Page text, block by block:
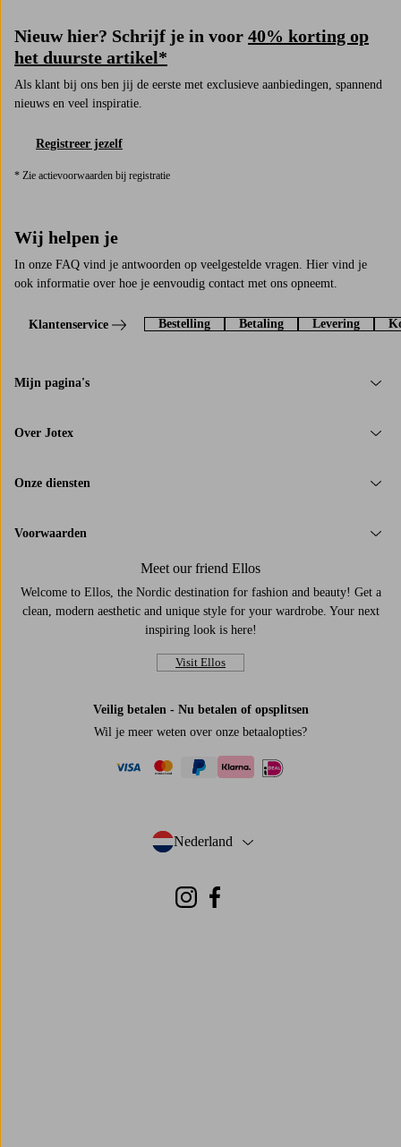
Nieuw hier? Schrijf je in voor 40% korting op
het duurste artikel*
Als klant bij ons ben jij de eerste met exclusieve aanbiedingen, spannend
nieuws en veel inspiratie.
Registreer jezelf
* Zie actievoorwaarden bij registratie
Wij helpen je
In onze FAQ vind je antwoorden op veelgestelde vragen. Hier vind je
ook informatie over hoe je eenvoudig contact met ons opneemt.
Klantenservice Bestelling Betaling Levering
Mijn pagina's
Over Jotex
Onze diensten
Voorwaarden
Meet our friend Ellos
Welcome to Ellos, the Nordic destination for fashion and beauty! Get a
clean, modern aesthetic and unique style for your wardrobe. Your next
inspiring look is here!
Visit Ellos
Veilig betalen - Nu betalen of opsplitsen
Wil je meer weten over onze betaalopties?
Nederland
- Selecteer land